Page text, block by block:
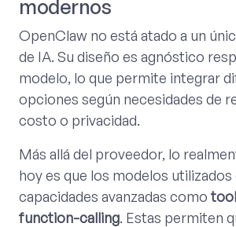
modernos
OpenClaw no está atado a un
de IA. Su diseño es agnóstico
modelo, lo que permite integrar
opciones según necesidades de
costo o privacidad.
Más allá del proveedor, lo
hoy es que los modelos
capacidades avanzadas como
function-calling. Estas permiten